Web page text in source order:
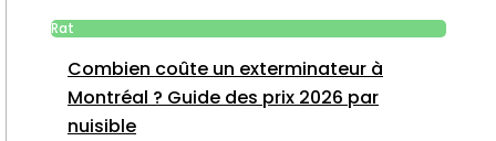
Rat
Combien coûte un exterminateur à
Montréal ? Guide des prix 2026 par
nuisible